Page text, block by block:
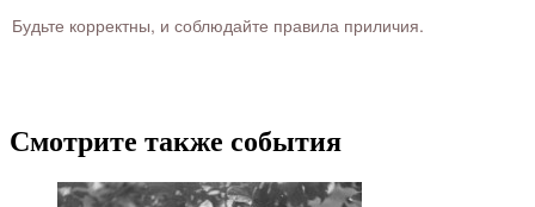
Будьте корректны, и соблюдайте правила приличия.
Смотрите также события